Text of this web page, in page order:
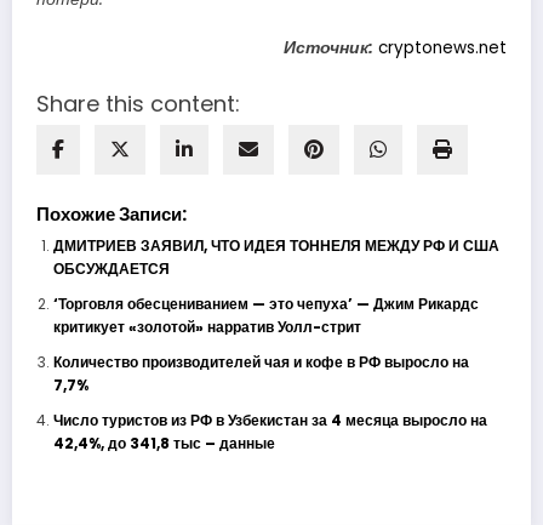
Источник: cryptonews.net
Share this content:
Похожие Записи:
ДМИТРИЕВ ЗАЯВИЛ, ЧТО ИДЕЯ ТОННЕЛЯ МЕЖДУ РФ И США
ОБСУЖДАЕТСЯ
‘Торговля обесцениванием — это чепуха’ — Джим Рикардс
критикует «золотой» нарратив Уолл-стрит
Количество производителей чая и кофе в РФ выросло на
7,7%
Число туристов из РФ в Узбекистан за 4 месяца выросло на
42,4%, до 341,8 тыс – данные